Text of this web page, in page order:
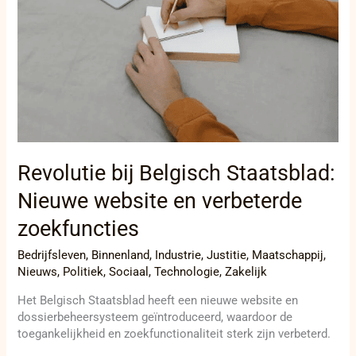
Revolutie bij Belgisch Staatsblad:
Nieuwe website en verbeterde
zoekfuncties
Bedrijfsleven, Binnenland, Industrie,Justitie, Maatschappij,
Nieuws, Politiek,Sociaal,Technologie,Zakelijk
Het Belgisch Staatsblad heeft een nieuwe website en
dossierbeheersysteem geïntroduceerd, waardoor de
toegankelijkheid en zoekfunctionaliteit sterk zijn verbeterd.